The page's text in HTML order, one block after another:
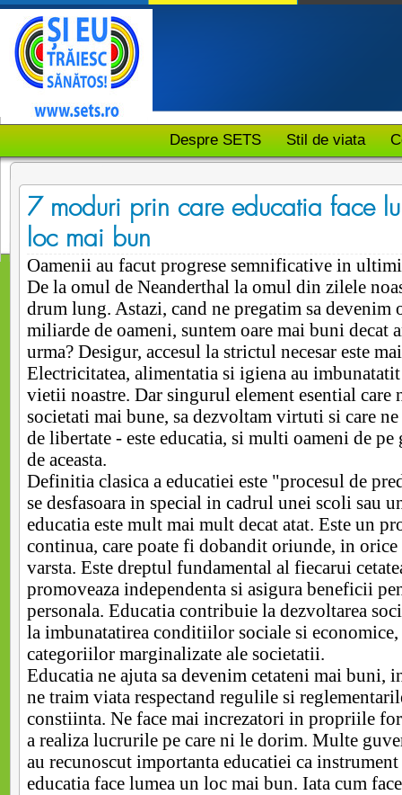
Despre SETS Stil de viata
7 moduri prin care educatia face
loc mai bun
Oamenii au facut progrese semnificative in
De la omul de Neanderthal la omul din zilele
drum lung. Astazi, cand ne pregatim sa devenim
miliarde de oameni, suntem oare mai buni decat
urma? Desigur, accesul la strictul necesar este
Electricitatea, alimentatia si igiena au
vietii noastre. Dar singurul element esential care
societati mai bune, sa dezvoltam virtuti si care
de libertate - este educatia, si multi oameni de
de aceasta.
Definitia clasica a educatiei este "procesul de
se desfasoara in special in cadrul unei scoli sau
educatia este mult mai mult decat atat. Este un
continua, care poate fi dobandit oriunde, in
varsta. Este dreptul fundamental al fiecarui
promoveaza independenta si asigura beneficii
personala. Educatia contribuie la dezvoltarea
la imbunatatirea conditiilor sociale si
categoriilor marginalizate ale societatii.
Educatia ne ajuta sa devenim cetateni mai buni,
ne traim viata respectand regulile si
constiinta. Ne face mai increzatori in propriile
a realiza lucrurile pe care ni le dorim. Multe
au recunoscut importanta educatiei ca
educatia face lumea un loc mai bun. Iata cum